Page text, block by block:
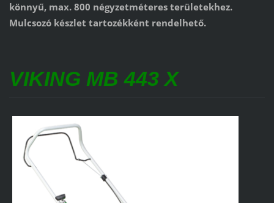
könnyű, max. 800 négyzetméteres területekhez.
Mulcsozó készlet tartozékként rendelhető.
VIKING MB 443 X